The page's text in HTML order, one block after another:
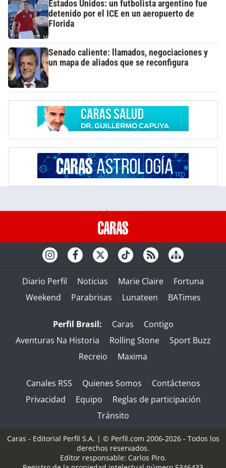
Estados Unidos: un futbolista argentino fue
detenido por el ICE en un aeropuerto de
Florida
Senado caliente: llamados, negociaciones y
un mapa de aliados que se reconfigura
Diario Perfil Noticias Marie Claire
Fortuna
Weekend
Parabrisas Lunateen BATimes
Perfil Brasil: Caras
Contigo
Aventuras Na Historia
Rolling Stone
Sport Buzz
Recreio
Maxima
Canales RSS Quienes Somos
Contáctenos
Privacidad
Equipo
Reglas de participación
Tránsito
Caras - Editorial Perfil S.A. | © Perfil.com 2006-2026 - Todos los
derechos reservados.
Editor responsable: Carlos Piro.